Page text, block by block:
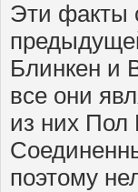
Эти факты
Блинкен и
все они
из них Пол
поэтому